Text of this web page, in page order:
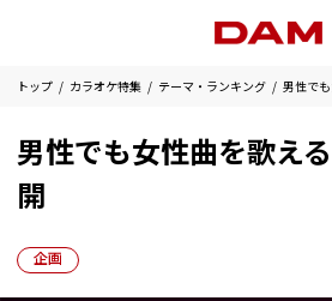
トップ カラオケ特集 テーマ・ランキング 男性で
男性でも女性曲を歌え
開
企画